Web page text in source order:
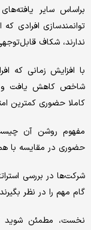
براساس سایر
توانمندسازی افرادی
ندارند، شکاف
با افزایش زمانی که
شاخص کاهش یافت و
کاملا حضوری کمترین
مفهوم روشن آن
حضوری در مقایسه با
شرکت‌‌ها در بررسی
گام مهم را در نظر
نخست، مطمئن شوید